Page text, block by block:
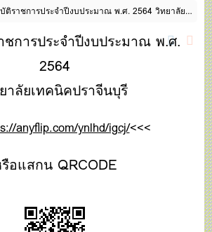
าชการประจำปีงบประมาณ พ.ศ. 2564 วิทยาลัยเทคนิคปราจีนบุรี
การประจำปีงบประมาณ พ.ศ.
2564
าลัยเทคนิคปราจีนบุรี
anyflip.com/ynlhd/igcj/<<<
อแสกน QRCODE